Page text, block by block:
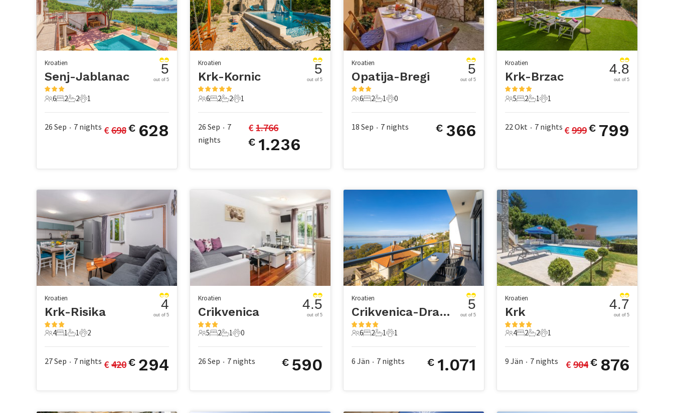
Kroatien
Senj-Jablanac
6 Gäste
6
2 Schlafzimmer
2
2 Badezimmer
2
1 Haustier
1
5
out of 5
26 Sep • 7 nights € 698€ 628
Kroatien
Krk-Kornic
6 Gäste
6
2 Schlafzimmer
2
2 Badezimmer
2
1 Haustier
1
5
out of 5
26 Sep • 7
nights
€ 1.766
€ 1.236
Kroatien
Opatija-Bregi
6 Gäste
6
2 Schlafzimmer
2
1 Badezimmer
1
0 Haustiere
0
5
out of 5
18 Sep • 7 nights € 366
Kroatien
Krk-Brzac
5 Gäste
5
2 Schlafzimmer
2
1 Badezimmer
1
1 Haustier
1
4.8
out of 5
22 Okt • 7 nights € 999€ 799
Kroatien
Krk-Risika
4 Gäste
4
1 Schlafzimmer
1
1 Badezimmer
1
2 Haustiere
2
4
out of 5
27 Sep • 7 nights € 420€ 294
Kroatien
Crikvenica
5 Gäste
5
2 Schlafzimmer
2
1 Badezimmer
1
0 Haustiere
0
4.5
out of 5
26 Sep • 7 nights € 590
Kroatien
Crikvenica-Dramalj
6 Gäste
6
2 Schlafzimmer
2
1 Badezimmer
1
1 Haustier
1
5
out of 5
6 Jän • 7 nights € 1.071
Kroatien
Krk
4 Gäste
4
2 Schlafzimmer
2
2 Badezimmer
2
1 Haustier
1
4.7
out of 5
9 Jän • 7 nights € 904€ 876